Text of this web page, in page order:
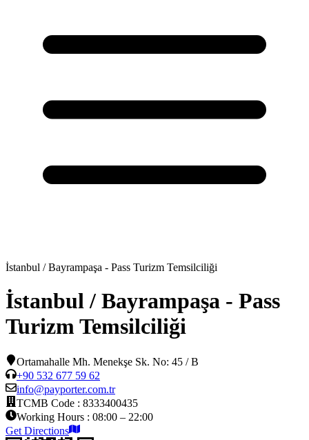
İstanbul / Bayrampaşa - Pass Turizm Temsilciliği
İstanbul / Bayrampaşa - Pass
Turizm Temsilciliği
Ortamahalle Mh. Menekşe Sk. No: 45 / B
+90 532 677 59 62
info@payporter.com.tr
TCMB Code : 8333400435
Working Hours : 08:00 – 22:00
Get Directions